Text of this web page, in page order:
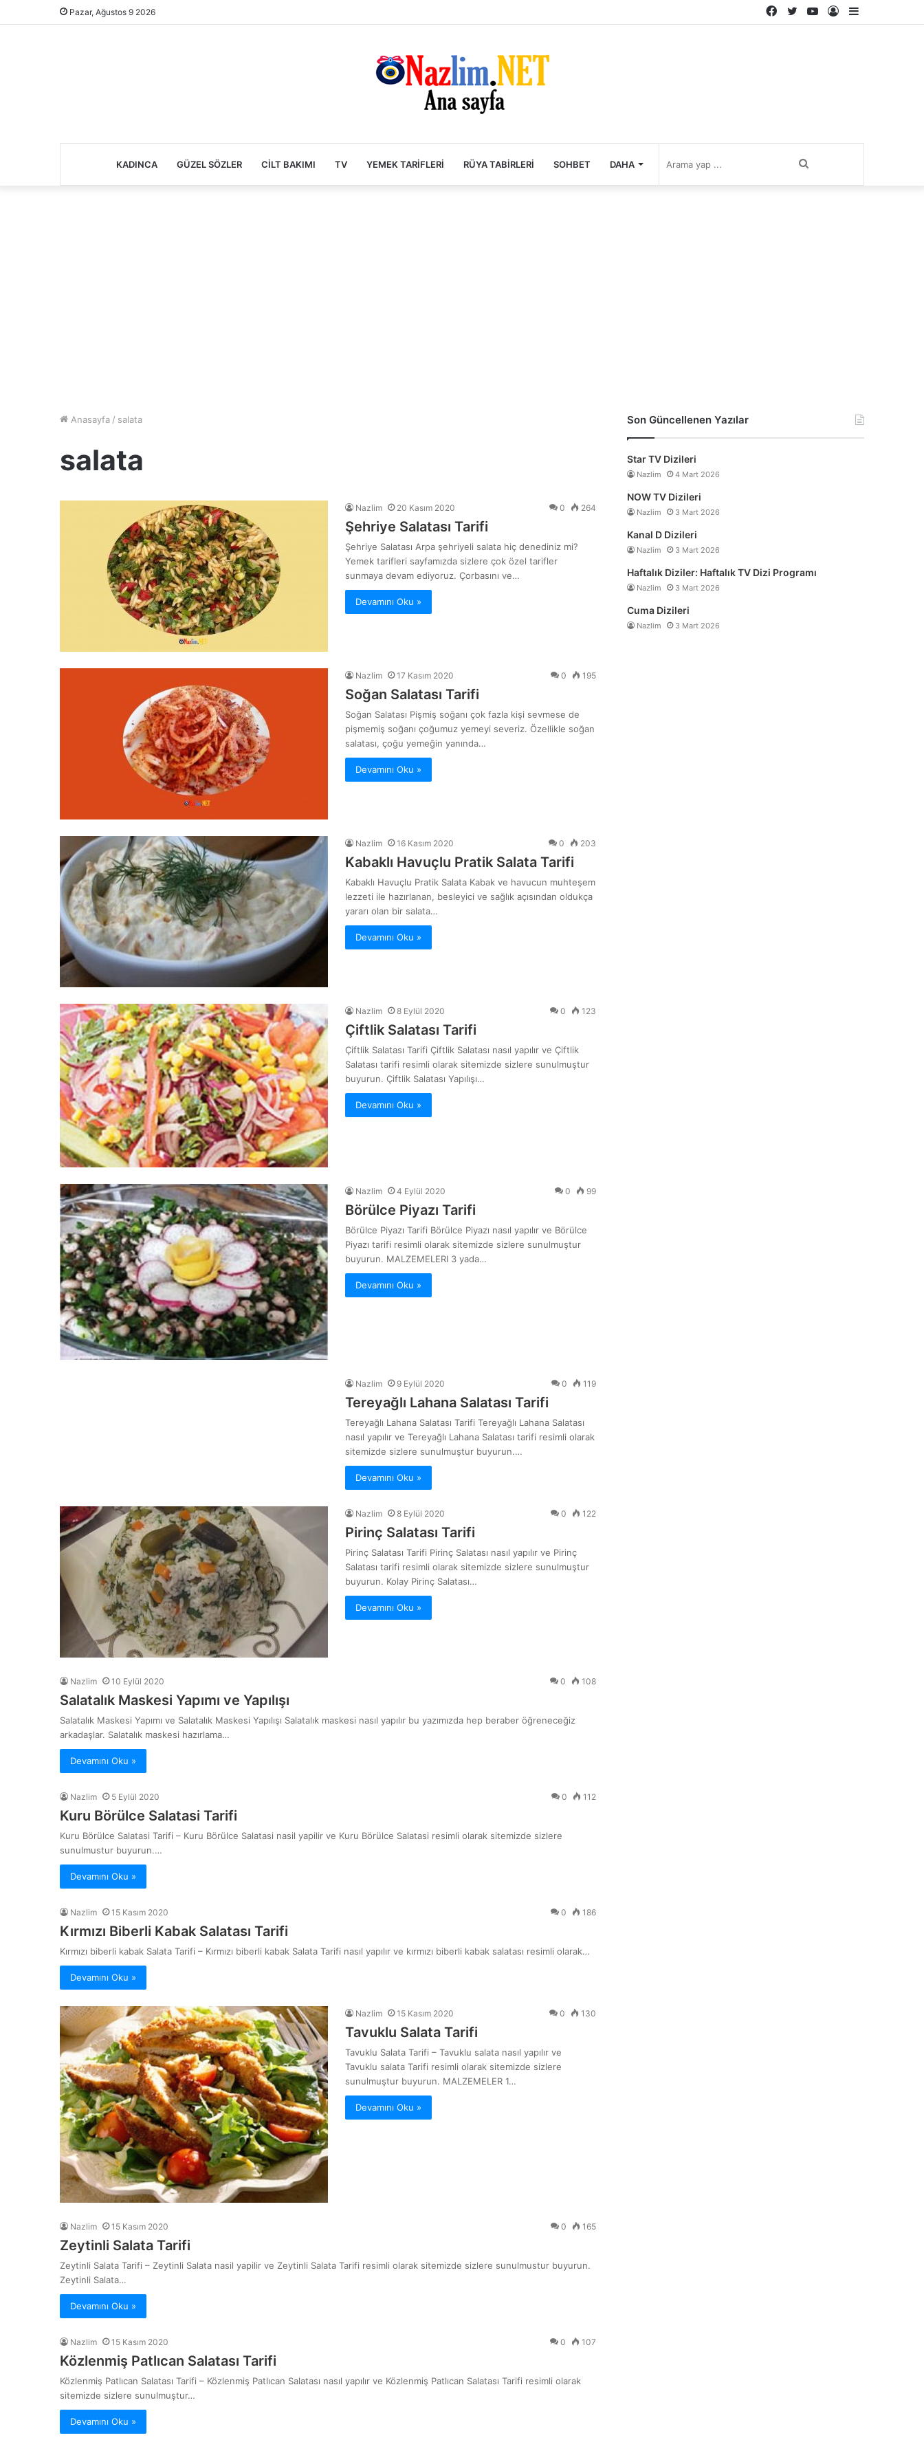
Pazar, Ağustos 9 2026
Kenar
Kayıt
YouTube
Twitter
Facebook
KADINCA GÜZEL SÖZLER CILT BAKIMI TV YEMEK TARIFLERI RÜYA TABIRLERI SOHBET DAHA
Anasayfa / salata
salata
Nazlim 20 Kasım 2020 0 264
Şehriye Salatası Tarifi
Şehriye Salatası Arpa şehriyeli salata hiç denediniz mi?
Yemek tarifleri sayfamızda sizlere çok özel tarifler
sunmaya devam ediyoruz. Çorbasını ve…
Devamını Oku »
Nazlim 17 Kasım 2020 0 195
Soğan Salatası Tarifi
Soğan Salatası Pişmiş soğanı çok fazla kişi sevmese de
pişmemiş soğanı çoğumuz yemeyi severiz. Özellikle soğan
salatası, çoğu yemeğin yanında…
Devamını Oku »
Nazlim 16 Kasım 2020 0 203
Kabaklı Havuçlu Pratik Salata Tarifi
Kabaklı Havuçlu Pratik Salata Kabak ve havucun muhteşem
lezzeti ile hazırlanan, besleyici ve sağlık açısından oldukça
yararı olan bir salata…
Devamını Oku »
Nazlim 8 Eylül 2020 0 123
Çiftlik Salatası Tarifi
Çiftlik Salatası Tarifi Çiftlik Salatası nasıl yapılır ve Çiftlik
Salatası tarifi resimli olarak sitemizde sizlere sunulmuştur
buyurun. Çiftlik Salatası Yapılışı…
Devamını Oku »
Nazlim 4 Eylül 2020 0 99
Börülce Piyazı Tarifi
Börülce Piyazı Tarifi Börülce Piyazı nasıl yapılır ve Börülce
Piyazı tarifi resimli olarak sitemizde sizlere sunulmuştur
buyurun. MALZEMELERI 3 yada…
Devamını Oku »
Nazlim 9 Eylül 2020 0 119
Tereyağlı Lahana Salatası Tarifi
Tereyağlı Lahana Salatası Tarifi Tereyağlı Lahana Salatası
nasıl yapılır ve Tereyağlı Lahana Salatası tarifi resimli olarak
sitemizde sizlere sunulmuştur buyurun.…
Devamını Oku »
Nazlim 8 Eylül 2020 0 122
Pirinç Salatası Tarifi
Pirinç Salatası Tarifi Pirinç Salatası nasıl yapılır ve Pirinç
Salatası tarifi resimli olarak sitemizde sizlere sunulmuştur
buyurun. Kolay Pirinç Salatası…
Devamını Oku »
Nazlim 10 Eylül 2020 0 108
Salatalık Maskesi Yapımı ve Yapılışı
Salatalık Maskesi Yapımı ve Salatalık Maskesi Yapılışı Salatalık maskesi nasıl yapılır bu yazımızda hep beraber öğreneceğiz
arkadaşlar. Salatalık maskesi hazırlama…
Devamını Oku »
Nazlim 5 Eylül 2020 0 112
Kuru Börülce Salatasi Tarifi
Kuru Börülce Salatasi Tarifi – Kuru Börülce Salatasi nasil yapilir ve Kuru Börülce Salatasi resimli olarak sitemizde sizlere
sunulmustur buyurun.…
Devamını Oku »
Nazlim 15 Kasım 2020 0 186
Kırmızı Biberli Kabak Salatası Tarifi
Kırmızı biberli kabak Salata Tarifi – Kırmızı biberli kabak Salata Tarifi nasıl yapılır ve kırmızı biberli kabak salatası resimli olarak…
Devamını Oku »
Nazlim 15 Kasım 2020 0 130
Tavuklu Salata Tarifi
Tavuklu Salata Tarifi – Tavuklu salata nasıl yapılır ve
Tavuklu salata Tarifi resimli olarak sitemizde sizlere
sunulmuştur buyurun. MALZEMELER 1…
Devamını Oku »
Nazlim 15 Kasım 2020 0 165
Zeytinli Salata Tarifi
Zeytinli Salata Tarifi – Zeytinli Salata nasil yapilir ve Zeytinli Salata Tarifi resimli olarak sitemizde sizlere sunulmustur buyurun.
Zeytinli Salata…
Devamını Oku »
Nazlim 15 Kasım 2020 0 107
Közlenmiş Patlıcan Salatası Tarifi
Közlenmiş Patlıcan Salatası Tarifi – Közlenmiş Patlıcan Salatası nasıl yapılır ve Közlenmiş Patlıcan Salatası Tarifi resimli olarak
sitemizde sizlere sunulmuştur…
Devamını Oku »
Son Güncellenen Yazılar
Star TV Dizileri
Nazlim 4 Mart 2026
NOW TV Dizileri
Nazlim 3 Mart 2026
Kanal D Dizileri
Nazlim 3 Mart 2026
Haftalık Diziler: Haftalık TV Dizi Programı
Nazlim 3 Mart 2026
Cuma Dizileri
Nazlim 3 Mart 2026